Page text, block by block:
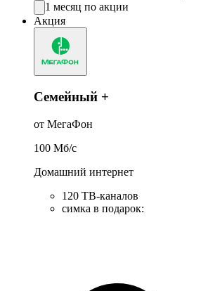
1 месяц по акции
Акция
Семейный +
от МегаФон
100 Мб/c
Домашний интернет
120 ТВ-каналов
симка в подарок: